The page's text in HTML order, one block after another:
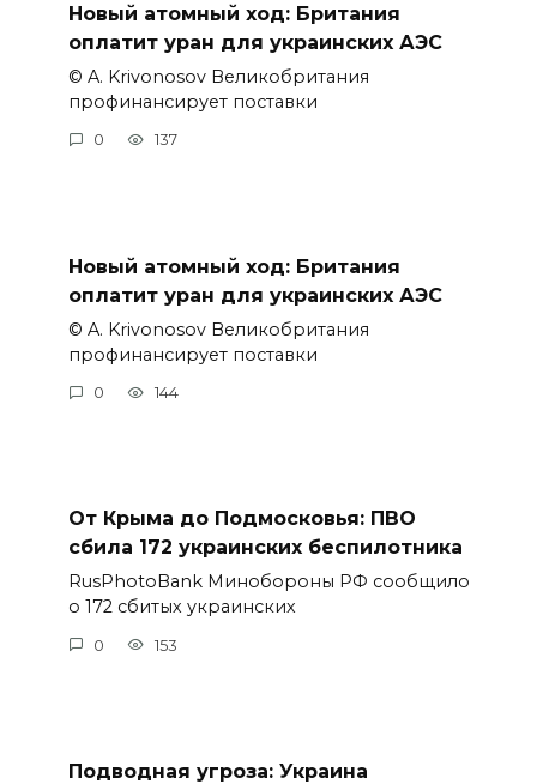
Новый атомный ход: Британия
оплатит уран для украинских АЭС
© A. Krivonosov Великобритания
профинансирует поставки
0 137
Новый атомный ход: Британия
оплатит уран для украинских АЭС
© A. Krivonosov Великобритания
профинансирует поставки
0 144
От Крыма до Подмосковья: ПВО
сбила 172 украинских беспилотника
RusPhotoBank Минобороны РФ сообщило
о 172 сбитых украинских
0 153
Подводная угроза: Украина